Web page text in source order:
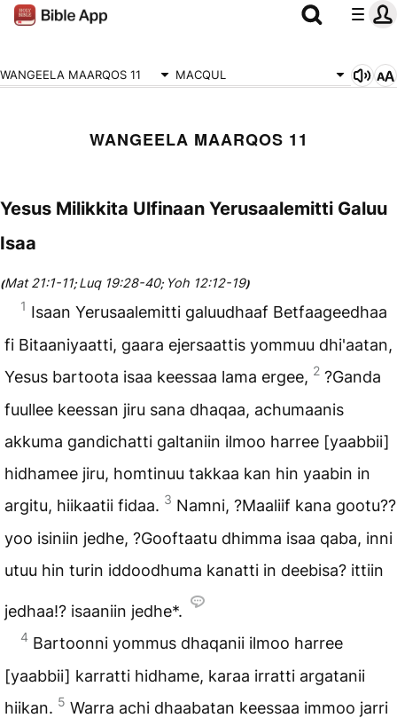
WANGEELA MAARQOS 11 MACQUL
WANGEELA MAARQOS 11
Yesus Milikkita Ulfinaan Yerusaalemitti Galuu
Isaa
(Mat 21:1-11;Luq 19:28-40; Yoh 12:12-19)
1 Isaan Yerusaalemitti galuudhaaf Betfaageedhaa
fi Bitaaniyaatti, gaara ejersaattis yommuu dhi'aatan,
Yesus bartoota isaa keessaa lama ergee, 2 ?Ganda
fuullee keessan jiru sana dhaqaa, achumaanis
akkuma gandichatti galtaniin ilmoo harree [yaabbii]
hidhamee jiru, homtinuu takkaa kan hin yaabin in
argitu, hiikaatii fidaa. 3 Namni, ?Maaliif kana gootu??
yoo isiniin jedhe, ?Gooftaatu dhimma isaa qaba, inni
utuu hin turin iddoodhuma kanatti in deebisa? ittiin
jedhaa!? isaaniin jedhe*.
4 Bartoonni yommus dhaqanii ilmoo harree
[yaabbii] karratti hidhame, karaa irratti argatanii
hiikan. 5 Warra achi dhaabatan keessaa immoo jarri